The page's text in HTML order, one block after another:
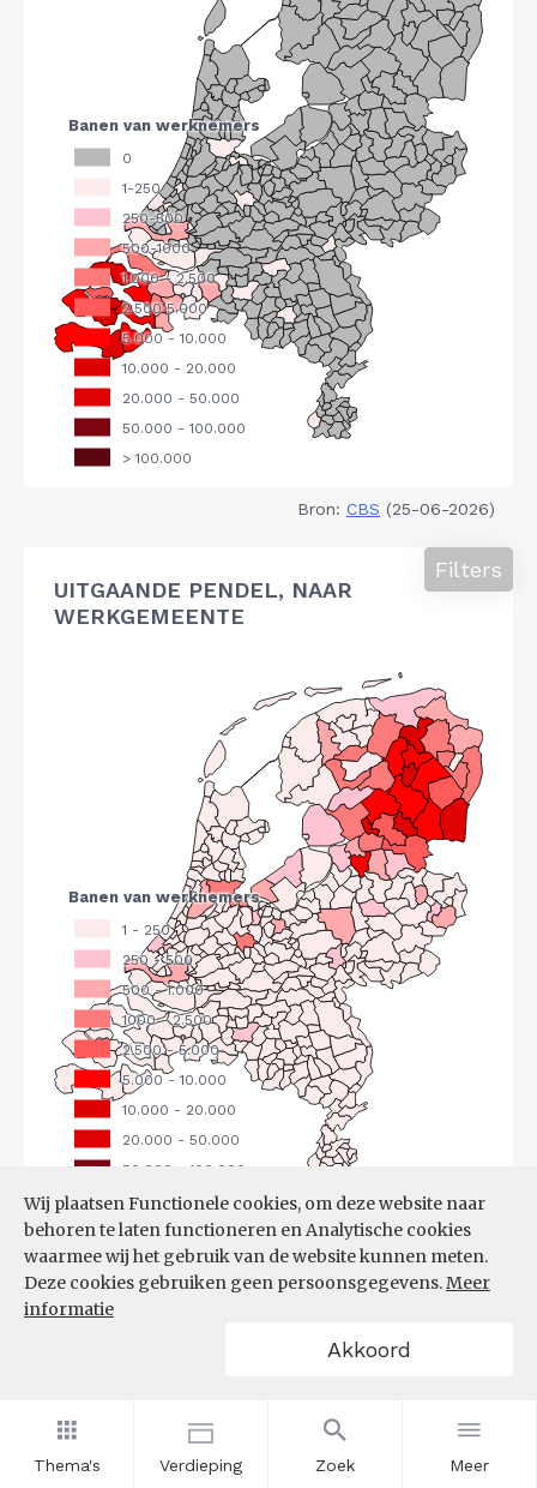
Thema's Verdieping Zoek Meer
Wij plaatsen Functionele cookies, om deze website naar
behoren te laten functioneren en Analytische cookies
waarmee wij het gebruik van de website kunnen meten.
Deze cookies gebruiken geen persoonsgegevens.Meer
informatie
Akkoord
Bron: CBS (25-06-2026)
UITGAANDE PENDEL, NAAR
WERKGEMEENTE
Filters
Bron:CBS(25-06-2026)